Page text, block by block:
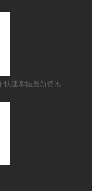
快速掌握最新资讯